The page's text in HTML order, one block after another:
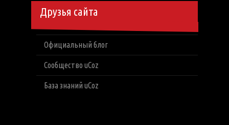
Друзья сайта
Официальный блог
Сообщество uCoz
База знаний uCoz